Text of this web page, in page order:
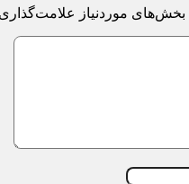
بخش‌های موردنیاز